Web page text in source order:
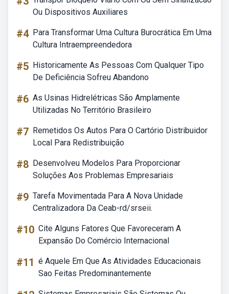
Ou Dispositivos Auxiliares
#4 Para Transformar Uma Cultura Burocrática Em Uma
Cultura Intraempreendedora
#5 Historicamente As Pessoas Com Qualquer Tipo
De Deficiência Sofreu Abandono
#6 As Usinas Hidrelétricas São Amplamente
Utilizadas No Território Brasileiro
#7 Remetidos Os Autos Para O Cartório Distribuidor
Local Para Redistribuição
#8 Desenvolveu Modelos Para Proporcionar
Soluções Aos Problemas Empresariais
#9 Tarefa Movimentada Para A Nova Unidade
Centralizadora Da Ceab-rd/srseii.
#10 Cite Alguns Fatores Que Favoreceram A
Expansão Do Comércio Internacional
#11 é Aquele Em Que As Atividades Educacionais
Sao Feitas Predominantemente